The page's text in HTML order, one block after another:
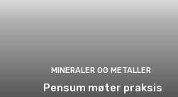
MINERALER OG METALLER
Pensum møter praksis